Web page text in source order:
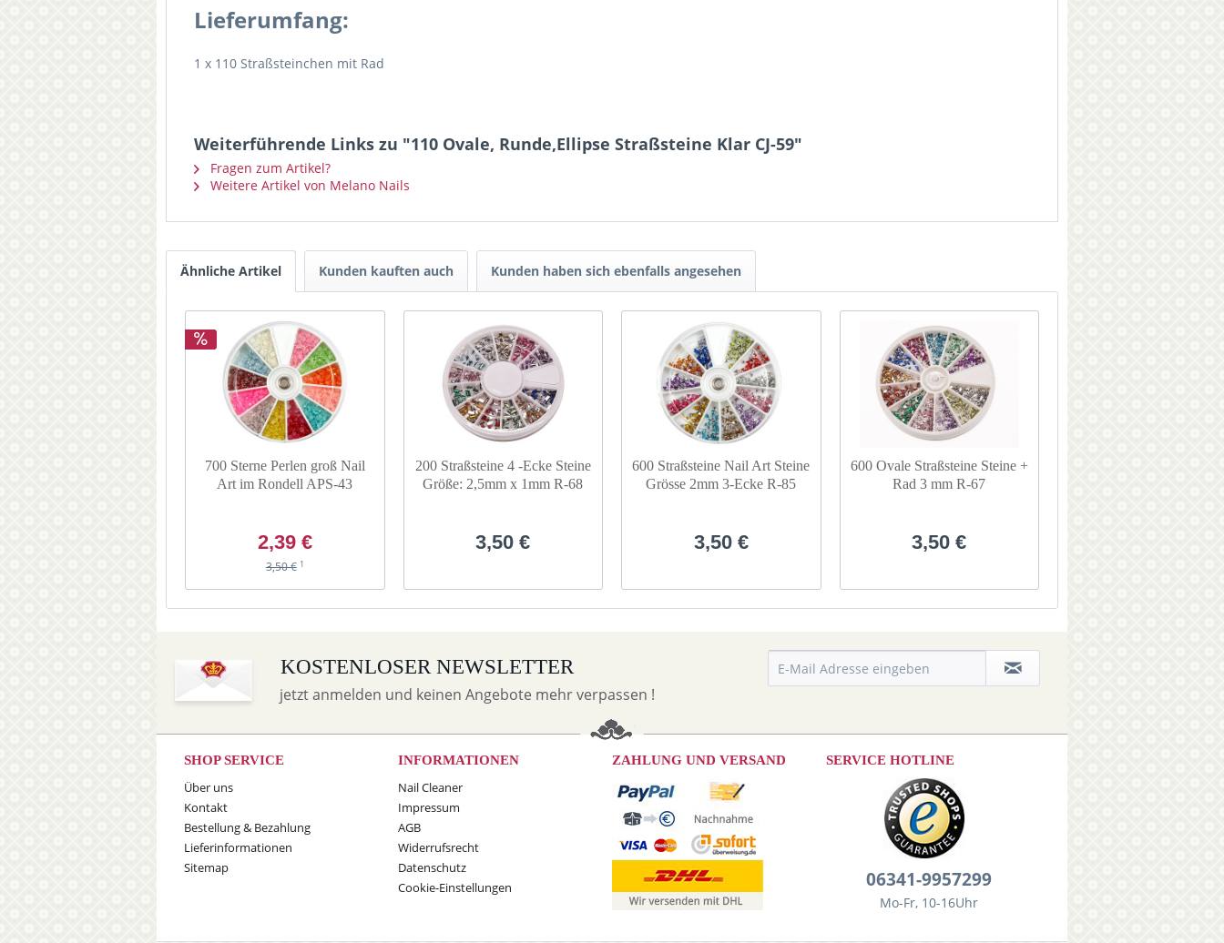
Lieferumfang:
1 x 110 Straßsteinchen mit Rad
Weiterführende Links zu "110 Ovale, Runde,Ellipse Straßsteine Klar CJ-59"
Fragen zum Artikel?
Weitere Artikel von Melano Nails
Ähnliche Artikel Kunden kauften auch Kunden haben sich ebenfalls angesehen
700 Sterne Perlen groß Nail
Art im Rondell APS-43
2,39 €
3,50 € 1
200 Straßsteine 4 -Ecke Steine
Größe: 2,5mm x 1mm R-68
3,50 €
600 Straßsteine Nail Art Steine
Grösse 2mm 3-Ecke R-85
3,50 €
600 Ovale Straßsteine Steine +
Rad 3 mm R-67
3,50 €
KOSTENLOSER NEWSLETTER
jetzt anmelden und keinen Angebote mehr verpassen !
SHOP SERVICE
Über uns
Kontakt
Bestellung & Bezahlung
Lieferinformationen
Sitemap
INFORMATIONEN
Nail Cleaner
Impressum
AGB
Widerrufsrecht
Datenschutz
Cookie-Einstellungen
ZAHLUNG UND VERSAND SERVICE HOTLINE
06341-9957299
Mo-Fr, 10-16Uhr